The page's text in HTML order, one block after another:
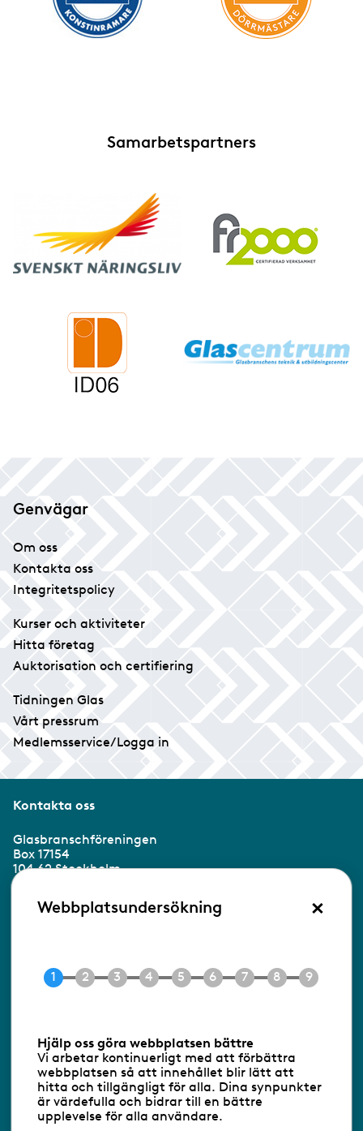
Samarbetspartners
Genvägar
Om oss
Kontakta oss
Integritetspolicy
Kurser och aktiviteter
Hitta företag
Auktorisation och certifiering
Tidningen Glas
Vårt pressrum
Medlemsservice/Logga in
Kontakta oss
Glasbranschföreningen
Box 17154
104 62 Stockholm
Besöksadress:
Ringvägen 100
E-post info@gbf.se
Följ oss via RSS
Databasens namn:www.gbf.se-
Webbplatsundersökning ×
Hjälp oss göra webbplatsen bättre
Vi arbetar kontinuerligt med att förbättra
webbplatsen så att innehållet blir lätt att
hitta och tillgängligt för alla. Dina synpunkter
är värdefulla och bidrar till en bättre
upplevelse för alla användare.